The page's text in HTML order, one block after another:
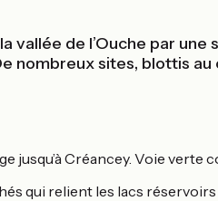
de l’Ouche par une
nombreux sites, blottis
jusqu’à Créancey. Voie verte
qui relient les lacs réservoirs